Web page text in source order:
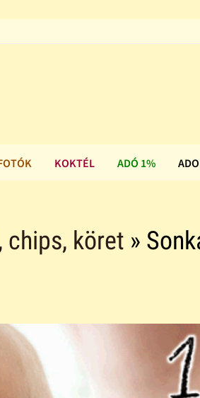
KOKTÉL ADÓ 1%
chips, köret »